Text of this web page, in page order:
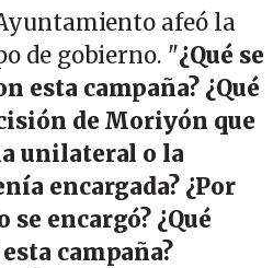
afeó la
de gobierno. "¿Qué se
esta campaña? ¿Qué
de Moriyón que
unilateral o la
encargada? ¿Por
encargó? ¿Qué
campaña?